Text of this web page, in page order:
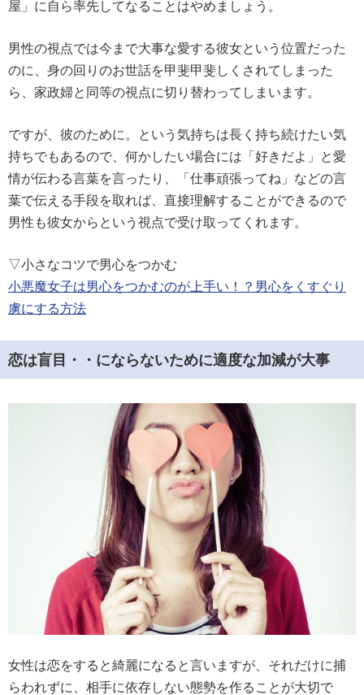
屋」に自ら率先してなることはやめましょう。
男性の視点では今まで大事な愛する彼女という位置だった
のに、身の回りのお世話を甲斐甲斐しくされてしまった
ら、家政婦と同等の視点に切り替わってしまいます。
ですが、彼のために。という気持ちは長く持ち続けたい気
持ちでもあるので、何かしたい場合には「好きだよ」と愛
情が伝わる言葉を言ったり、「仕事頑張ってね」などの言
葉で伝える手段を取れば、直接理解することができるので
男性も彼女からという視点で受け取ってくれます。
▽小さなコツで男心をつかむ
小悪魔女子は男心をつかむのが上手い！？男心をくすぐり
虜にする方法
恋は盲目・・にならないために適度な加減が大事
女性は恋をすると綺麗になると言いますが、それだけに捕
らわれずに、相手に依存しない態勢を作ることが大切で